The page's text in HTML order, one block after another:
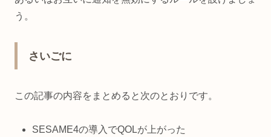
う。
さいごに
この記事の内容をまとめると次のとおりです。
SESAME4の導入でQOLが上がった